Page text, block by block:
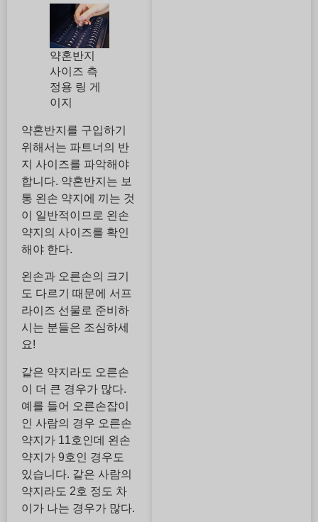
약혼반지
사이즈 측
정용 링 게
이지
약혼반지를 구입하기
위해서는 파트너의 반
지 사이즈를 파악해야
합니다. 약혼반지는 보
통 왼손 약지에 끼는 것
이 일반적이므로 왼손
약지의 사이즈를 확인
해야 한다.
왼손과 오른손의 크기
도 다르기 때문에 서프
라이즈 선물로 준비하
시는 분들은 조심하세
요!
같은 약지라도 오른손
이 더 큰 경우가 많다.
예를 들어 오른손잡이
인 사람의 경우 오른손
약지가 11호인데 왼손
약지가 9호인 경우도
있습니다. 같은 사람의
약지라도 2호 정도 차
이가 나는 경우가 많다.